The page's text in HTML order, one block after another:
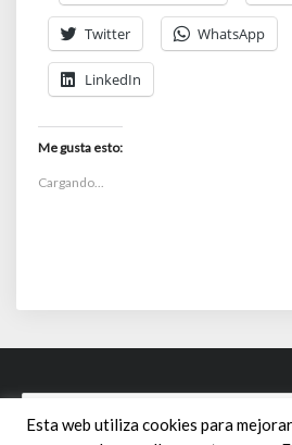
Twitter WhatsApp
LinkedIn
Me gusta esto:
Cargando...
Search
for:
Esta web utiliza cookies para